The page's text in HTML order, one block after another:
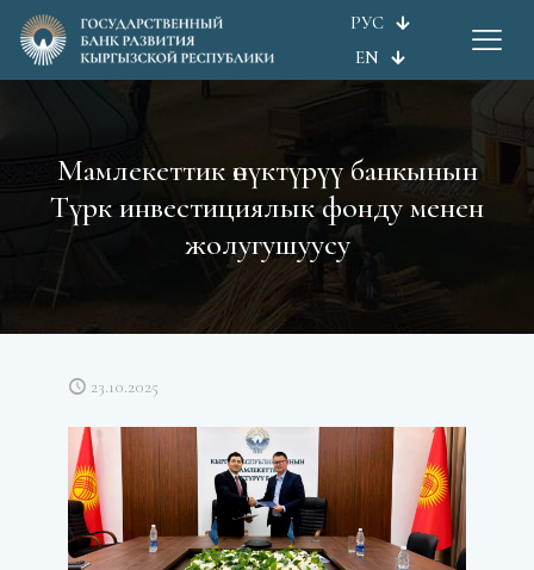
РУС
EN
Мамлекеттик өнүктүрүү банкынын
Түрк инвестициялык фонду менен
жолугушуусу
23.10.2025